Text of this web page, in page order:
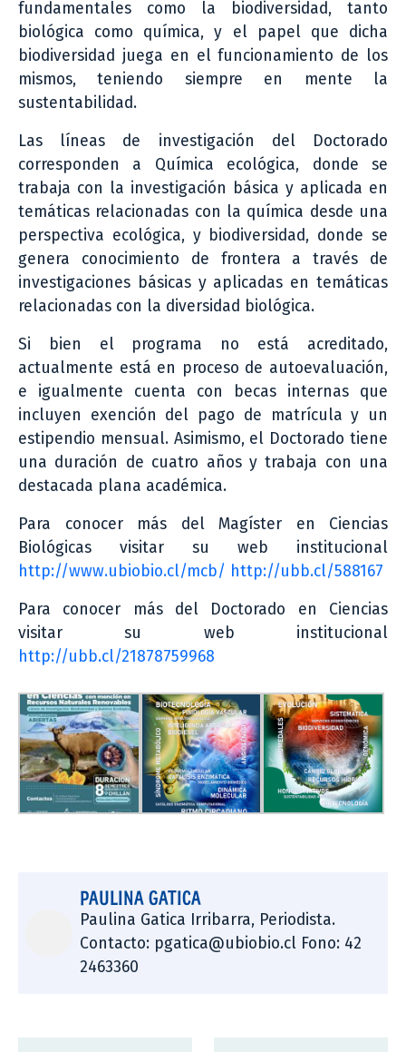
fundamentales como la biodiversidad, tanto
biológica como química, y el papel que dicha
biodiversidad juega en el funcionamiento de los
mismos, teniendo siempre en mente la
sustentabilidad.
Las líneas de investigación del Doctorado
corresponden a Química ecológica, donde se
trabaja con la investigación básica y aplicada en
temáticas relacionadas con la química desde una
perspectiva ecológica, y biodiversidad, donde se
genera conocimiento de frontera a través de
investigaciones básicas y aplicadas en temáticas
relacionadas con la diversidad biológica.
Si bien el programa no está acreditado,
actualmente está en proceso de autoevaluación,
e igualmente cuenta con becas internas que
incluyen exención del pago de matrícula y un
estipendio mensual. Asimismo, el Doctorado tiene
una duración de cuatro años y trabaja con una
destacada plana académica.
Para conocer más del Magíster en Ciencias
Biológicas visitar su web institucional
http://www.ubiobio.cl/mcb/ http://ubb.cl/588167
Para conocer más del Doctorado en Ciencias
visitar su web institucional
http://ubb.cl/21878759968
PAULINA GATICA
Paulina Gatica Irribarra, Periodista.
Contacto: pgatica@ubiobio.cl Fono: 42
2463360